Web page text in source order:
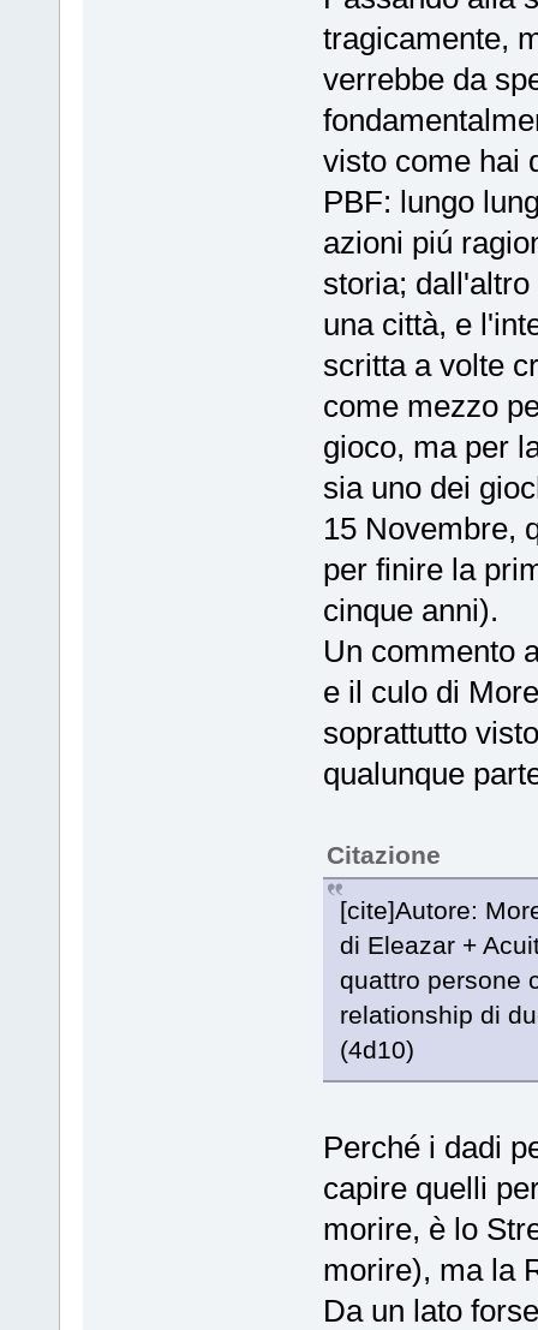
tragicamente,
verrebbe da
visto come hai
PBF: lungo
azioni piú
storia;
una città, e
scritta a volte
come mezzo
gioco, ma per
sia uno dei
15 Novembre,
per finire la
cinque anni).
Un commento
e il culo di
soprattutto
qualunque
Citazione
[cite]Autore:
di Eleazar +
quattro persone
relationship di
(4d10)
Perché i dadi
capire quelli
morire, è lo
morire), ma la
Da un lato